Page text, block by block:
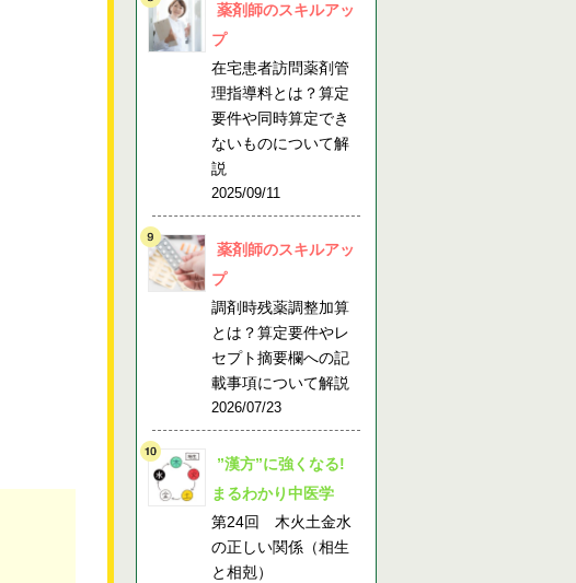
薬剤師のスキルアッ
プ
在宅患者訪問薬剤管
理指導料とは？算定
要件や同時算定でき
ないものについて解
説
2025/09/11
薬剤師のスキルアッ
プ
調剤時残薬調整加算
とは？算定要件やレ
セプト摘要欄への記
載事項について解説
2026/07/23
”漢方”に強くなる!
まるわかり中医学
第24回 木火土金水
の正しい関係（相生
と相剋）